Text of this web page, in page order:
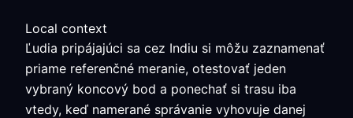
Local context
Ľudia pripájajúci sa cez Indiu si môžu zaznamenať
priame referenčné meranie, otestovať jeden
vybraný koncový bod a ponechať si trasu iba
vtedy, keď namerané správanie vyhovuje danej